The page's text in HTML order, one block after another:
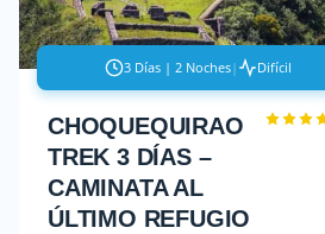
3 Días | 2 Noches| Difícil
CHOQUEQUIRAO
TREK 3 DÍAS –
CAMINATA AL
ÚLTIMO REFUGIO